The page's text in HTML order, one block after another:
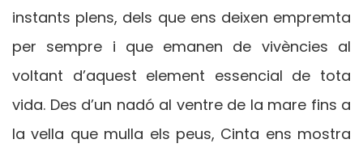
instants plens, dels que ens deixen empremta
per sempre i que emanen de vivències al
voltant d’aquest element essencial de tota
vida. Des d’un nadó al ventre de la mare fins a
la vella que mulla els peus, Cinta ens mostra